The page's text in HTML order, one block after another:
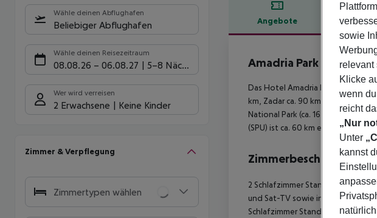
Wähle deinen Abflughafen
Beliebiger Abflughafen
Wähle deinen Reisezeitraum
08.08.26 – 06.08.27 5-8 Nächte
Wer wird verreisen
2 Erwachsene Keine Kinder
Zimmer & Verpflegung
Zimmertypen wählen
Angebote
Amadria Park Camping
Das Hotel Amadria Park
km, Zadar ca. 90 km). Folgende
National Park (ca. 16 km), Plitvice
(SPU) ist ca. 60 km entfernt. Ein
Zimmerbeschreibung
2 Schlafzimmer Standard
und Sat-TV sowie individuell
Schlafzimmer Standard
sowie
relevant
Klicke
wenn
reicht
„Nur
Unter
kannst